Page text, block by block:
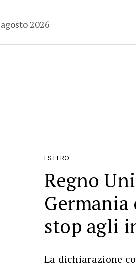
2026
ESTERO
Regno
stop agli
La dichiarazione